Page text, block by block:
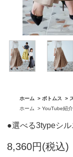
「BA1759」
ホーム > ボトムス >
ホーム
>YouTube紹
●選べる3typeシ
8,360円(税込)